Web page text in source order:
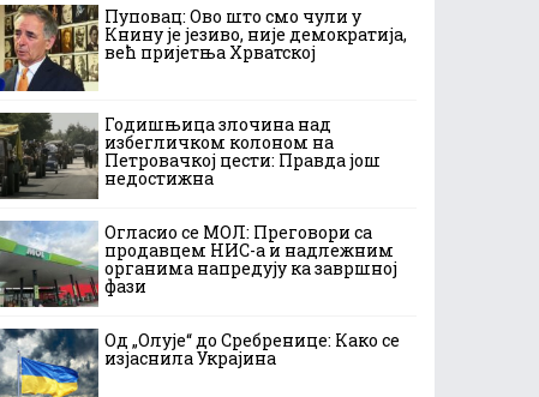
Пуповац: Ово што смо чули у
Книну је језиво, није демократија,
већ пријетња Хрватској
Годишњица злочина над
избегличком колоном на
Петровачкој цести: Правда још
недостижна
Огласио се МОЛ: Преговори са
продавцем НИС-а и надлежним
органима напредују ка завршној
фази
Од „Олује“ до Сребренице: Како се
изјаснила Украјина